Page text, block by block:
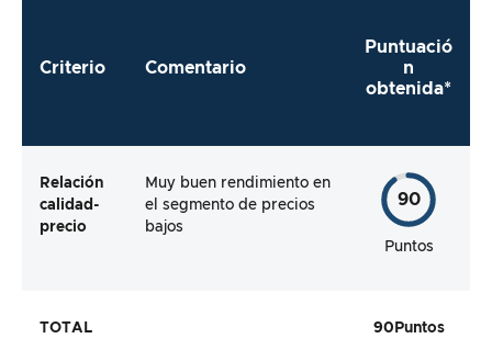
Criterio Comentario
Puntuació
n
obtenida*
Relación
calidad-
precio
Muy buen rendimiento en
el segmento de precios
bajos
90
Puntos
TOTAL 90 Puntos